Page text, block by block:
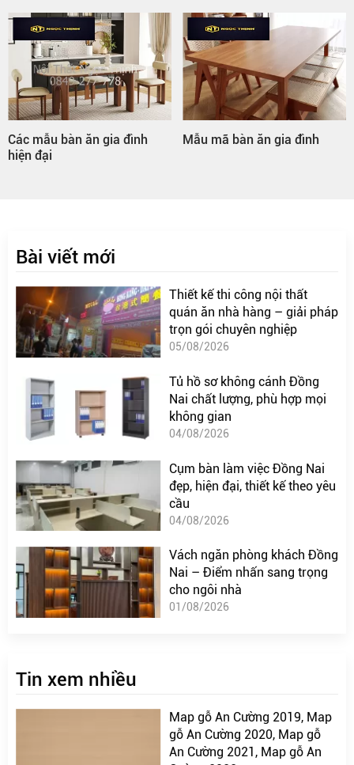
Mẫu mã bàn ăn gia đình Bàn ăn gia đình hình tròn
Bài viết mới
Thiết kế thi công nội thất
quán ăn nhà hàng – giải pháp
trọn gói chuyên nghiệp
05/08/2026
Tủ hồ sơ không cánh Đồng
Nai chất lượng, phù hợp mọi
không gian
04/08/2026
Cụm bàn làm việc Đồng Nai
đẹp, hiện đại, thiết kế theo yêu
cầu
04/08/2026
Vách ngăn phòng khách Đồng
Nai – Điểm nhấn sang trọng
cho ngôi nhà
01/08/2026
Tin xem nhiều
Map gỗ An Cường 2019, Map
gỗ An Cường 2020, Map gỗ
An Cường 2021, Map gỗ An